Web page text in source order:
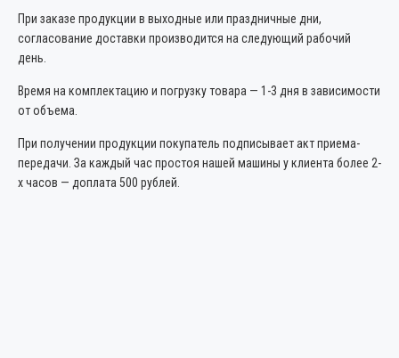
При заказе продукции в выходные или праздничные дни,
согласование доставки производится на следующий рабочий
день.
Время на комплектацию и погрузку товара — 1-3 дня в зависимости
от объема.
При получении продукции покупатель подписывает акт приема-
передачи. За каждый час простоя нашей машины у клиента более 2-
х часов — доплата 500 рублей.